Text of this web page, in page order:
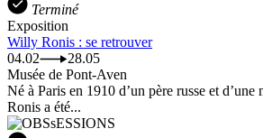
Terminé
Exposition
Willy Ronis : se retrouver
04.02
28.05
Musée de Pont-Aven
Né à Paris en 1910 d’un père russe et
Ronis a été...